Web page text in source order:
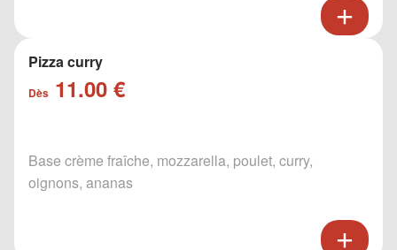
Pizza curry
Dès 11.00 €
Base crème fraîche, mozzarella, poulet, curry,
oignons, ananas